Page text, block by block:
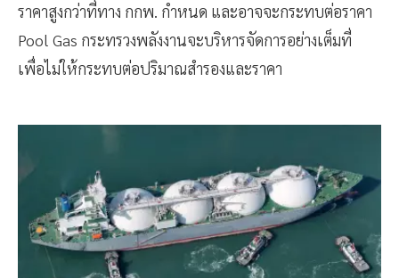
ราคาสูงกว่าที่ทาง กกพ. กำหนด และอาจจะกระทบต่อราคา
Pool Gas กระทรวงพลังงานจะบริหารจัดการอย่างเต็มที่
เพื่อไม่ให้กระทบต่อปริมาณสำรองและราคา